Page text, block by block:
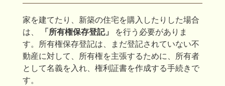
家を建てたり、新築の住宅を購入したりした場合
は、
「所有権保存登記」
を行う必要がありま
す。所有権保存登記は、まだ登記されていない不
動産に対して、所有権を主張するために、所有者
として名義を入れ、権利証書を作成する手続きで
す。